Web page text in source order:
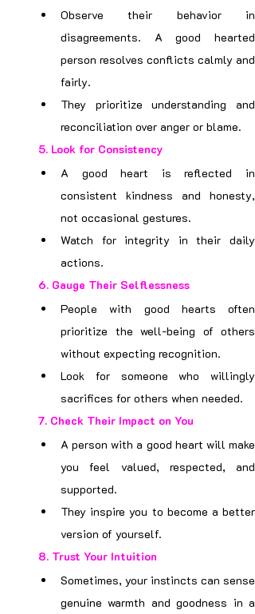
Observe their behavior in
disagreements. A good hearted
person resolves conflicts calmly and
fairly.
They prioritize understanding and
reconciliation over anger or blame.
5. Look for Consistency
A good heart is reflected in
consistent kindness and honesty,
not occasional gestures.
Watch for integrity in their daily
actions.
6. Gauge Their Selflessness
People with good hearts often
prioritize the well-being of others
without expecting recognition.
Look for someone who willingly
sacrifices for others when needed.
7. Check Their Impact on You
A person with a good heart will make
you feel valued, respected, and
supported.
They inspire you to become a better
version of yourself.
8. Trust Your Intuition
Sometimes, your instincts can sense
genuine warmth and goodness in a